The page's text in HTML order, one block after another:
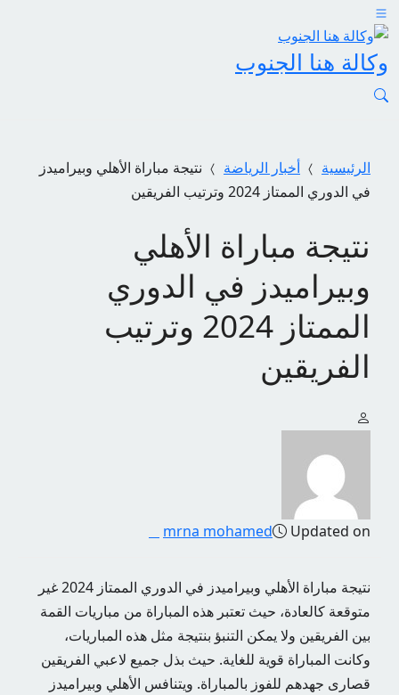
وكالة هنا الجنوب
الرئيسية أخبار الرياضة
نتيجة مباراة الأهلي وبيراميدز
في الدوري الممتاز 2024 وترتيب الفريقين
نتيجة مباراة الأهلي
وبيراميدز في الدوري
الممتاز 2024 وترتيب
الفريقين
mrna mohamed Updated on
نتيجة مباراة الأهلي وبيراميدز في الدوري الممتاز 2024 غير
متوقعة كالعادة، حيث تعتبر هذه المباراة من مباريات القمة
بين الفريقين ولا يمكن التنبؤ بنتيجة مثل هذه المباريات،
وكانت المباراة قوية للغاية. حيث بذل جميع لاعبي الفريقين
قصارى جهدهم للفوز بالمباراة. ويتنافس الأهلي وبيراميدز